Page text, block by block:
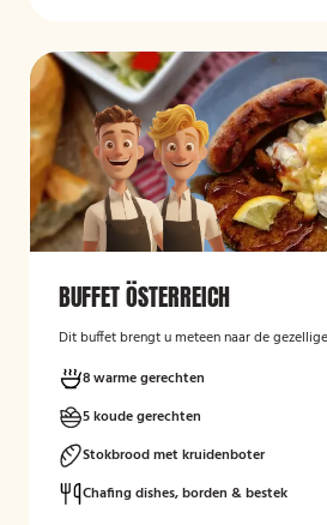
BUFFET ÖSTERREICH
Dit buffet brengt u meteen naar de
8 warme gerechten
5 koude gerechten
Stokbrood met kruidenboter
Chafing dishes, borden & bestek